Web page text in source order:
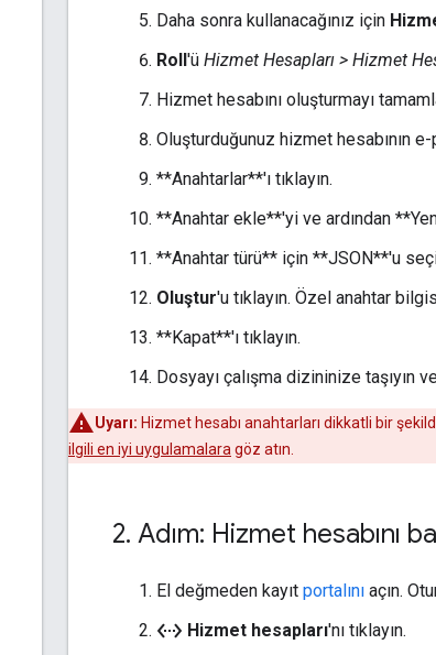
Daha sonra kullanacağınız için
Roll'ü Hizmet Hesapları > Hizmet
Hizmet hesabını oluşturmayı
Oluşturduğunuz hizmet hesabının
**Anahtarlar**'ı tıklayın.
**Anahtar ekle**'yi ve ardından
**Anahtar türü** için **JSON**'u
Oluştur'u tıklayın. Özel anahtar
**Kapat**'ı tıklayın.
Dosyayı çalışma dizininize taşıyın
Uyarı: Hizmet hesabı anahtarları dikkatli bir
ilgili en iyi uygulamalara göz atın.
2. Adım: Hizmet hesabını
El değmeden kayıt portalını açın.
settings_ethernet Hizmet hesapları'nı tıklayın.